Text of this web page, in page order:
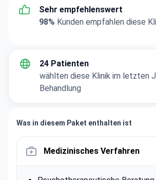
Sehr empfehlenswert
98% Kunden empfahlen diese
24 Patienten
wählten diese Klinik im letzten
Behandlung
Was in diesem Paket enthalten ist
Medizinisches Verfahren